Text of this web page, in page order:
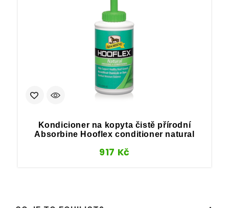
Kondicioner na kopyta čistě přírodní
Absorbine Hooflex conditioner natural
917 Kč